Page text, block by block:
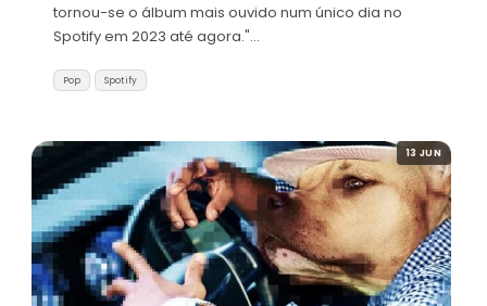
tornou-se o álbum mais ouvido num único dia no
Spotify em 2023 até agora."…
Pop Spotify
13 JUN